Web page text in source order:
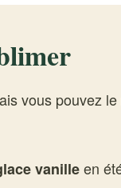
vous pouvez
vanilleen